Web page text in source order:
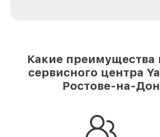
Какие преимущества
сервисного центра
Ростове-на-